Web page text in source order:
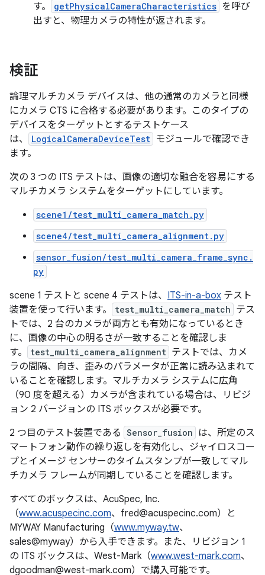
す。
getPhysicalCameraCharacteristics を呼び
出すと、物理カメラの特性が返されます。
検証
論理マルチカメラ デバイスは、他の通常のカメラと同様
にカメラ CTS に合格する必要があります。このタイプの
デバイスをターゲットとするテストケース
は、
LogicalCameraDeviceTest モジュールで確認でき
ます。
次の 3 つの ITS テストは、画像の適切な融合を容易にする
マルチカメラ システムをターゲットにしています。
scene1/test_multi_camera_match.py
scene4/test_multi_camera_alignment.py
sensor_fusion/test_multi_camera_frame_sync.
py
scene 1 テストと scene 4 テストは、 ITS-in-a-box テスト
装置を使って行います。
test_multi_camera_match テス
トでは、2 台のカメラが両方とも有効になっているとき
に、画像の中心の明るさが一致することを確認しま
す。
test_multi_camera_alignment テストでは、カメ
ラの間隔、向き、歪みのパラメータが正常に読み込まれて
いることを確認します。マルチカメラ システムに広角
（90 度を超える）カメラが含まれている場合は、リビジ
ョン 2 バージョンの ITS ボックスが必要です。
2 つ目のテスト装置である Sensor_fusion は、所定のス
マートフォン動作の繰り返しを有効化し、ジャイロスコー
プとイメージ センサーのタイムスタンプが一致してマル
チカメラ フレームが同期していることを確認します。
すべてのボックスは、AcuSpec, Inc.
（www.acuspecinc.com、fred@acuspecinc.com）と
MYWAY Manufacturing（www.myway.tw、
sales@myway）から入手できます。また、リビジョン 1
の ITS ボックスは、West-Mark（www.west-mark.com、
dgoodman@west-mark.com）で購入可能です。